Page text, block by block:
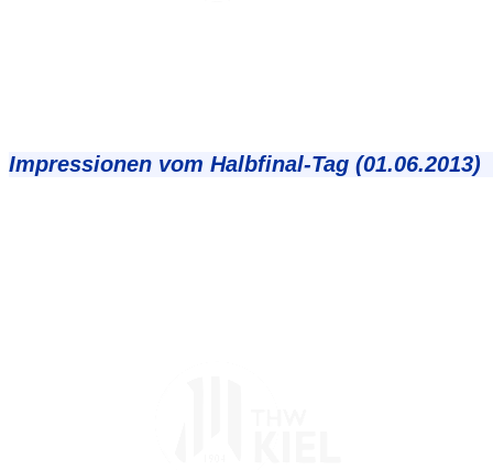
Impressionen vom Halbfinal-Tag (01.06.2013)